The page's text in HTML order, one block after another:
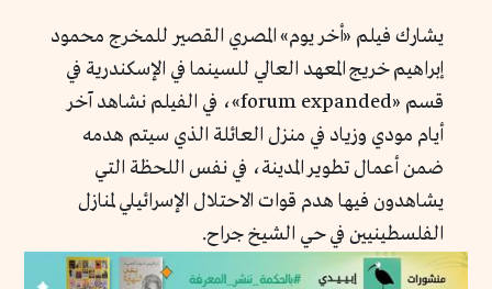
يشارك فيلم «أخر يوم» المصري القصير للمخرج محمود
إبراهيم خريج المعهد العالي للسينما في الإسكندرية في
قسم «forum expanded»، في الفيلم نشاهد آخر
أيام مودي وزياد في منزل العائلة الذي سيتم هدمه
ضمن أعمال تطوير المدينة، في نفس اللحظة التي
يشاهدون فيها هدم قوات الاحتلال الإسرائيلي لمنازل
الفلسطينيين في حي الشيخ جراح.